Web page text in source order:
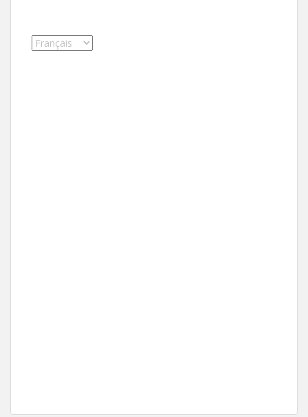
Choisir